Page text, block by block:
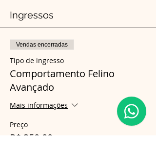
Ingressos
Vendas encerradas
Tipo de ingresso
Comportamento Felino
Avançado
Mais informações
Preço
R$ 350,00